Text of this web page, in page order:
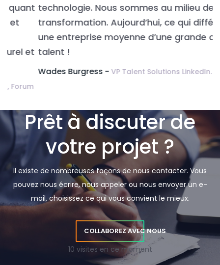
technologie. Nous sommes au milieu de la
transformation. Aujourd’hui, ce qui différencie
une entreprise moyenne d’une grande c’est le
talent !
Wades Burgress -VP Talent Solutions LinkedIn.
Prêt à discuter de
votre projet ?
Il existe de nombreuses façons de nous contacter. Vous
pouvez nous écrire, nous appeler ou nous envoyer un e-
mail, choisissez ce qui vous convient le mieux.
COLLABOREZ AVEC NOUS
10 visites en ce moment